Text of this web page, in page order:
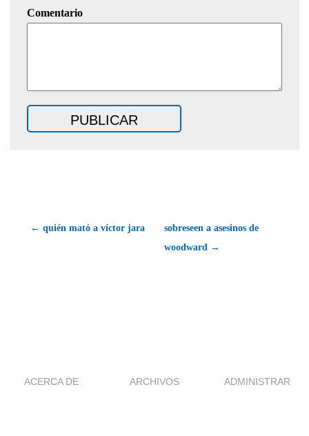
Comentario
← quién mató a víctor jara
sobreseen a asesinos de
woodward →
ACERCA DE ARCHIVOS ADMINISTRAR